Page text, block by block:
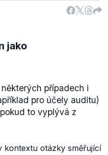
jako
případech i
pro účely auditu)
to vyplývá z
kontextu otázky směřující